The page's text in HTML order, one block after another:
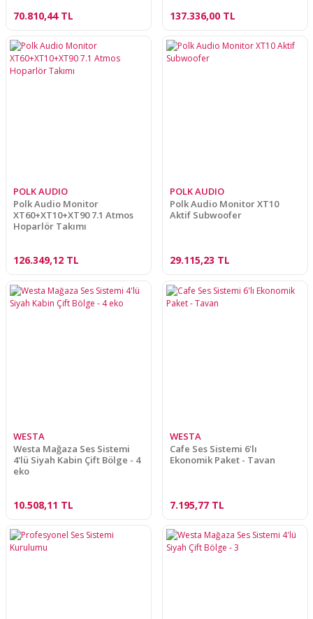
70.810,44 TL 137.336,00 TL
POLK AUDIO
Polk Audio Monitor
XT60+XT10+XT90 7.1 Atmos
Hoparlör Takımı
126.349,12 TL
POLK AUDIO
Polk Audio Monitor XT10
Aktif Subwoofer
29.115,23 TL
WESTA
Westa Mağaza Ses Sistemi
4'lü Siyah Kabin Çift Bölge - 4
eko
10.508,11 TL
WESTA
Cafe Ses Sistemi 6'lı
Ekonomik Paket - Tavan
7.195,77 TL